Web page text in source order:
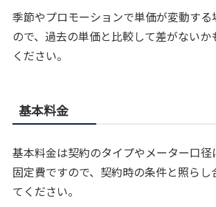
季節やプロモーションで単価が変動する
ので、過去の単価と比較して差がないか
ください。
基本料金
基本料金は契約のタイプやメーター口径
固定費ですので、契約時の条件と照らし
てください。